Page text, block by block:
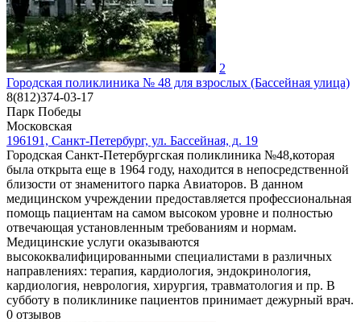
2
Городская поликлиника № 48 для взрослых (Бассейная улица)
8(812)374-03-17
Парк Победы
Московская
196191, Санкт-Петербург, ул. Бассейная, д. 19
Городская Санкт-Петербургская поликлиника №48,которая
была открыта еще в 1964 году, находится в непосредственной
близости от знаменитого парка Авиаторов. В данном
медицинском учреждении предоставляется профессиональная
помощь пациентам на самом высоком уровне и полностью
отвечающая установленным требованиям и нормам.
Медицинские услуги оказываются
высококвалифицированными специалистами в различных
направлениях: терапия, кардиология, эндокринология,
кардиология, неврология, хирургия, травматология и пр. В
субботу в поликлинике пациентов принимает дежурный врач.
0 отзывов